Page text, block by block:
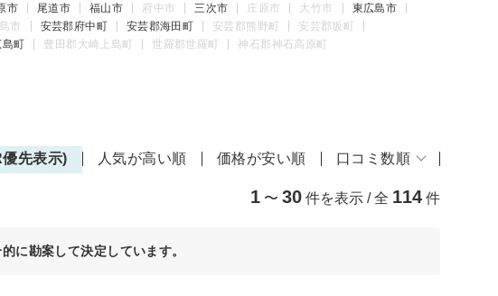
市 尾道市 福山市 府中市 三次市 庄原市 大竹市
東広島市
市 安芸郡府中町 安芸郡海田町 安芸郡熊野町
安芸郡坂町
島町 豊田郡大崎上島町 世羅郡世羅町 神石郡神石高原町
先表示) 人気が高い順 価格が安い順 口コミ数順
1 〜 30 件を表示 / 全 114 件
に勘案して決定しています。